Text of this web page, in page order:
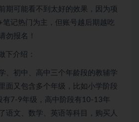
期可能看不到太好的效果，因为项
笔记热门为主，但账号越后期越吃
勿报名！
下介绍：
、初中、高中三个年龄段的教辅学
面又包含多个年级，比如小学阶段
有7-9年级，高中阶段有10-13年
语文、数学、英语等科目，购买人